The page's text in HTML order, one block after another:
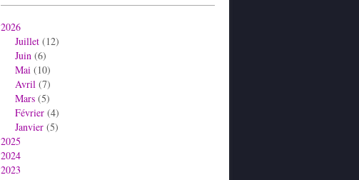
2026
Juillet (12)
Juin (6)
Mai (10)
Avril (7)
Mars (5)
Février (4)
Janvier (5)
2025
2024
2023